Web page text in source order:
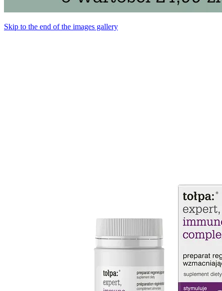
Skip to the end of the images gallery